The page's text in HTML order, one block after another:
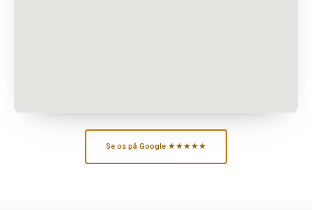
Se os på Google ★★★★★